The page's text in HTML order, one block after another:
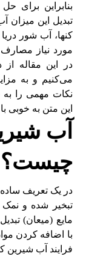
بنابراین برای
تبدیل این میزان
کن­ها، آب شور
مورد نیاز
در این مقاله
می‌کنیم و به
نکات مهمی را
این متن به خوبی
آب
چیست؟
در یک تعریف
تبخیر شده و
مایع (میعان)
با اضافه کردن
فرایند آب